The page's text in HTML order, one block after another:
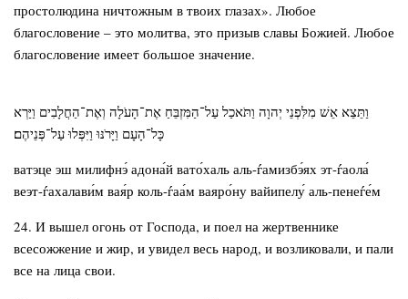
простолюдина ничтожным в твоих глазах». Любое
благословение – это молитва, это призыв славы Божией. Любое
благословение имеет большое значение.
וַתֵּצֵא אֵשׁ מִלִּפְנֵי יְהוָה וַתֹּאכַל עַל־הַמִּזְבֵּחַ אֶת־הָעֹלָה וְאֶת־הַחֲלָבִים וַיַּרְא
כָּל־הָעָם וַיָּרֹנּוּ וַיִּפְּלוּ עַל־פְּנֵיהֶם׃
ватэце эш милифнэ́ адона́й вато́халь аль-ѓамизбэ́ях эт-ѓаола́
веэт-ѓахалави́м вая́р коль-ѓаа́м ваяро́ну вайипелу́ аль-пенеѓе́м
24. И вышел огонь от Господа, и поел на жертвеннике
всесожжение и жир, и увидел весь народ, и возликовали, и пали
все на лица свои.